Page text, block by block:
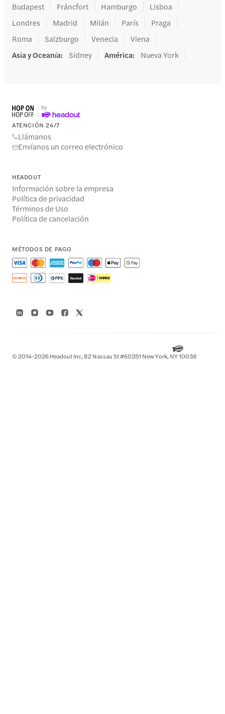
Budapest
Fráncfort Hamburgo
Lisboa
Londres
Madrid Milán París
Praga
Roma
Salzburgo Venecia
Viena
Asia y Oceanía: Sídney América: Nueva York
ATENCIÓN 24/7
Llámanos
Envíanos un correo electrónico
HEADOUT
Información sobre la empresa
Política de privacidad
Términos de Uso
Política de cancelación
MÉTODOS DE PAGO
© 2014-2026 Headout Inc, 82 Nassau St #60351 New York, NY 10038